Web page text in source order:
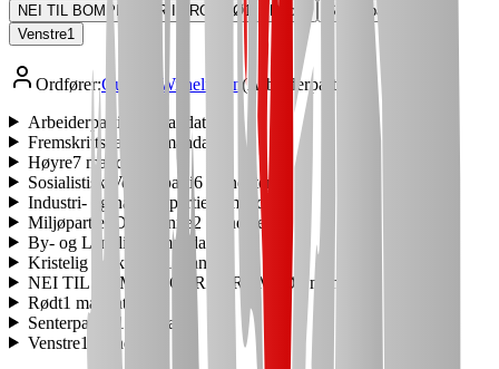
NEI TIL BOMPENGER I TROMSØ1 Rødt Senterpartiet
Venstre1
Ordfører:Gunnar Wilhelmsen ( Arbeiderpartiet
Arbeiderpartiet
mandater
Fremskrittspartiet
mandater
Høyre7 mandater
Sosialistisk Venstreparti6
mandater
Industri- og næringspartiet
mandater
Miljøpartiet De Grønne2
mandater
By- og Landlista
mandat
Kristelig Folkeparti
mandat
NEI TIL BOMPENGER I TROMSØ
mandat
Rødt1 mandat
Senterpartiet
1
mandat
Venstre1
mandat